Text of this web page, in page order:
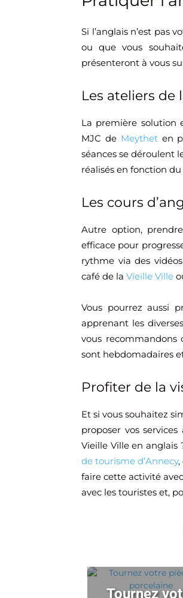
Si l’anglais n’est pas
ou que vous
présenteront à vous
Les ateliers de
La première solution
MJC de Meytheten
séances se déroulent
réalisés en fonction
Les cours
Autre option,
efficace pour
rythme via des
café de la Vieille Ville
Vous pourrez aussi
apprenant les
vous recommandons
sont hebdomadaires
Profiter de la
Et si vous souhaitez
proposer vos
Vieille Ville en anglais
de tourisme d’Annecy,
faire cette activité
avec les touristes et,
Tournez